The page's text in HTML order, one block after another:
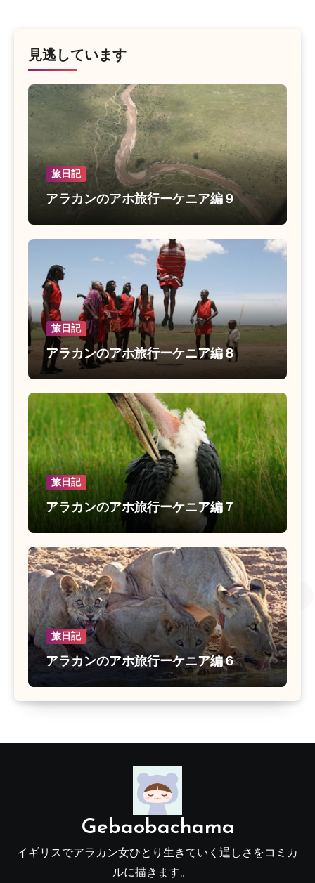
見逃しています
旅日記
アラカンのアホ旅行ーケニア編９
旅日記
アラカンのアホ旅行ーケニア編８
旅日記
アラカンのアホ旅行ーケニア編７
旅日記
アラカンのアホ旅行ーケニア編６
Gebaobachama
イギリスでアラカン女ひとり生きていく逞しさをコミカ
ルに描きます。